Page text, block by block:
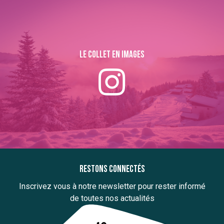
Le collet en images
Restons connectés
Inscrivez vous à notre newsletter pour rester informé
de toutes nos actualités